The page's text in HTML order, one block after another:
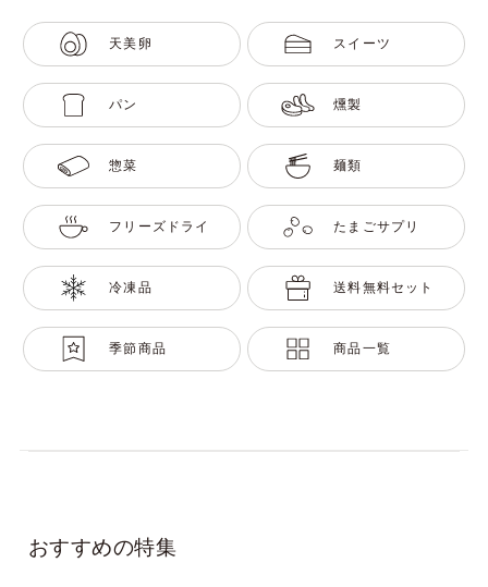
天美卵 スイーツ
パン 燻製
惣菜 麺類
フリーズドライ たまごサプリ
冷凍品 送料無料セット
季節商品 商品一覧
おすすめの特集